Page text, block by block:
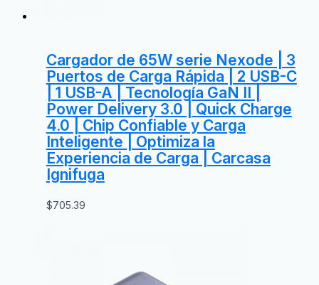
Cargador de 65W serie Nexode | 3
Puertos de Carga Rápida | 2 USB-C
| 1 USB-A | Tecnología GaN II |
Power Delivery 3.0 | Quick Charge
4.0 | Chip Confiable y Carga
Inteligente | Optimiza la
Experiencia de Carga | Carcasa
Ignifuga
$705.39